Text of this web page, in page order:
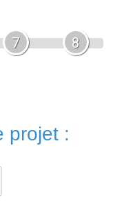
7 8
projet :